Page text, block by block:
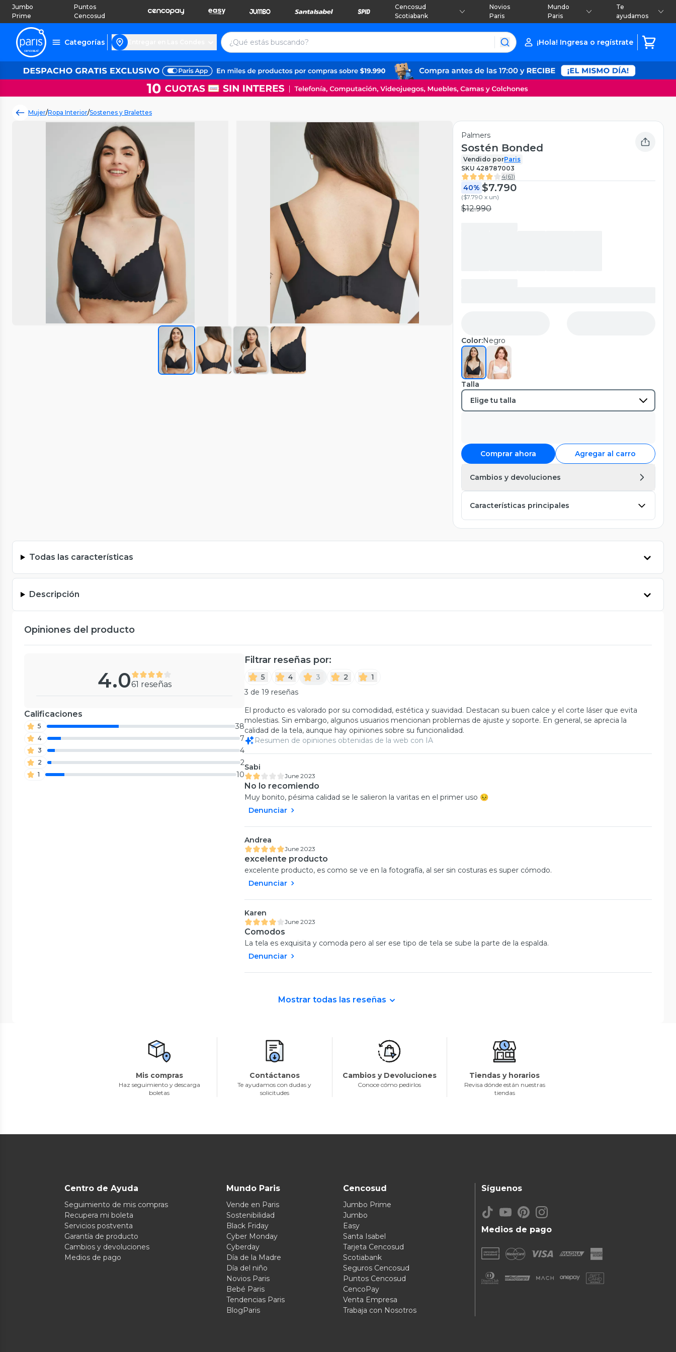
Jumbo
Prime
Puntos
Cencosud
Cencosud
Scotiabank
Novios
Paris
Mundo
Paris
Te
ayudamos
Categorías ¡Hola! Ingresa o regístrate
Mujer/Ropa Interior/Sostenes y Bralettes
Palmers
Sostén Bonded
Vendido porParis
SKU 428787003
4(61)
40% $7.790
($7.790 x un)
$12.990
Color:Negro
Talla
Comprar ahora Agregar al carro
Cambios y devoluciones
Características principales
Todas las características
Descripción
Opiniones del producto
4.061 reseñas
Calificaciones
5 38
4 7
3 4
2 2
1 10
Filtrar reseñas por:
5 4 3 2
1
3 de 19 reseñas
El producto es valorado por su comodidad, estética y suavidad. Destacan su buen calce y el corte láser que evita
molestias. Sin embargo, algunos usuarios mencionan problemas de ajuste y soporte. En general, se aprecia la
calidad de la tela, aunque hay opiniones sobre su funcionalidad.
Resumen de opiniones obtenidas de la web con IA
Sabi
June 2023
No lo recomiendo
Muy bonito, pésima calidad se le salieron la varitas en el primer uso 😣
Denunciar
Andrea
June 2023
excelente producto
excelente producto, es como se ve en la fotografía, al ser sin costuras es super cómodo.
Denunciar
Karen
June 2023
Comodos
La tela es exquisita y comoda pero al ser ese tipo de tela se sube la parte de la espalda.
Denunciar
Mostrar todas las reseñas
Mis compras
Haz seguimiento y descarga
boletas
Contáctanos
Te ayudamos con dudas y
solicitudes
Cambios y Devoluciones
Conoce cómo pedirlos
Tiendas y horarios
Revisa dónde están nuestras
tiendas
Centro de Ayuda
Seguimiento de mis compras
Recupera mi boleta
Servicios postventa
Garantía de producto
Cambios y devoluciones
Medios de pago
Mundo Paris
Vende en Paris
Sostenibilidad
Black Friday
Cyber Monday
Cyberday
Día de la Madre
Día del niño
Novios Paris
Bebé Paris
Tendencias Paris
BlogParis
Cencosud
Jumbo Prime
Jumbo
Easy
Santa Isabel
Tarjeta Cencosud
Scotiabank
Seguros Cencosud
Puntos Cencosud
CencoPay
Venta Empresa
Trabaja con Nosotros
Medios de pago
Síguenos